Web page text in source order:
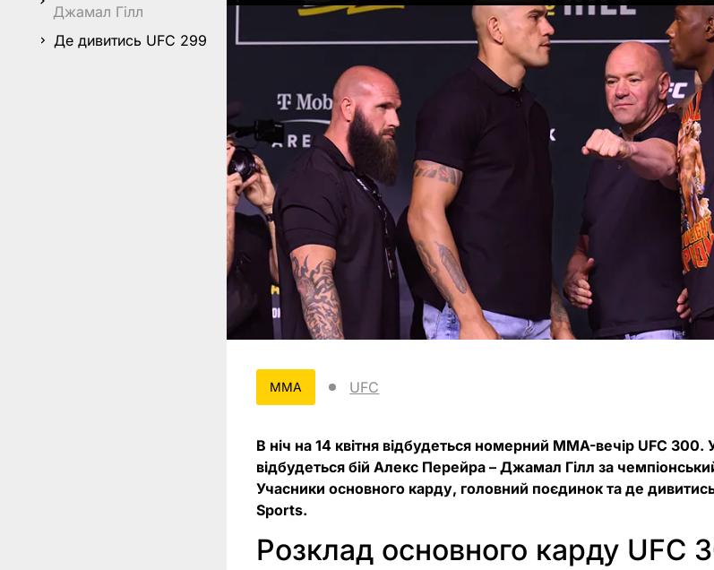
Джамал Гілл
Де дивитись UFC 299
MMA UFC
В ніч на 14 квітня відбудеться номерний MMA-вечір UFC 300.
відбудеться бій Алекс Перейра – Джамал Гілл за
Учасники основного карду, головний поєдинок та де
Sports.
Розклад основного карду UFC